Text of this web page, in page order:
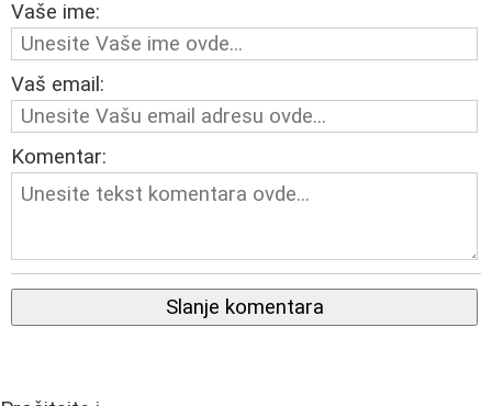
Vaše ime:
Vaš email:
Komentar:
Slanje komentara